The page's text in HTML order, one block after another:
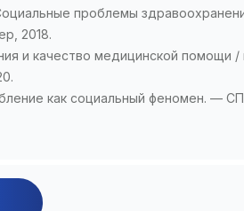
проблемы
2018.
и качество медицинской помощи
как социальный феномен. —